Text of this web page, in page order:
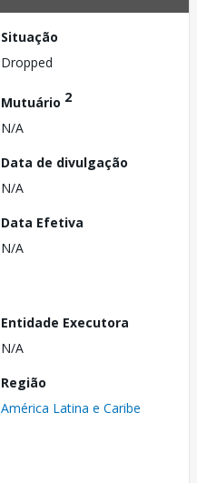
Situação
Dropped
Mutuário 2
N/A
Data de divulgação
N/A
Data Efetiva
N/A
Entidade Executora
N/A
Região
América Latina e Caribe